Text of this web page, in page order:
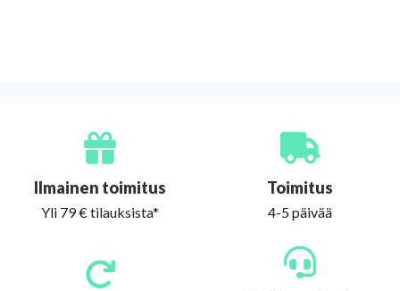
Ilmainen toimitus
Yli 79 € tilauksista*
Toimitus
4-5 päivää